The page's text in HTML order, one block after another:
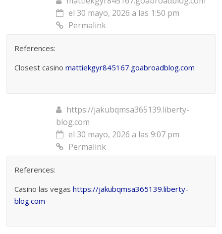
el 30 mayo, 2026 a las 1:50 pm
Permalink
References:
Closest casinomattiekgyr845167.goabroadblog.com
https://jakubqmsa365139.liberty-
blog.com
el 30 mayo, 2026 a las 9:07 pm
Permalink
References:
Casino las vegashttps://jakubqmsa365139.liberty-
blog.com